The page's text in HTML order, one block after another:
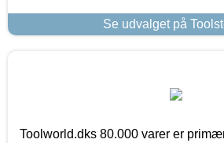
Se udvalget på
Toolworld.dks 80.000 varer er